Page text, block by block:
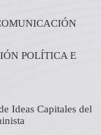
POLÍTICA E
Ideas Capitales del